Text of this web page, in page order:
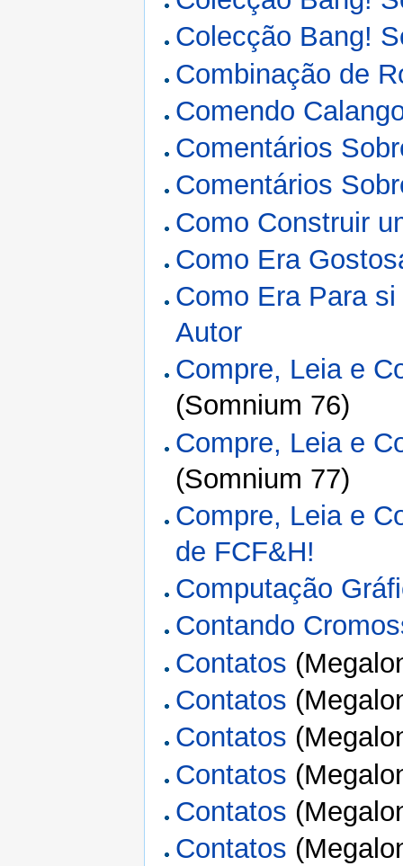
Colecção Bang!
Combinação de
Comendo
Comentários
Comentários
Como Construir
Como Era
Como Era Para
Autor
Compre, Leia e
(Somnium 76)
Compre, Leia e
(Somnium 77)
Compre, Leia e
de FCF&H!
Computação
Contando
Contatos
Contatos
Contatos
Contatos
Contatos
Contatos